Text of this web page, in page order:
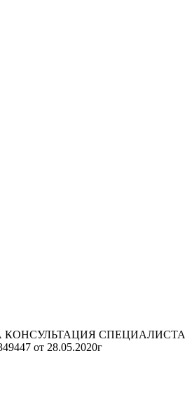
СПЕЦИАЛИСТА
от 28.05.2020г